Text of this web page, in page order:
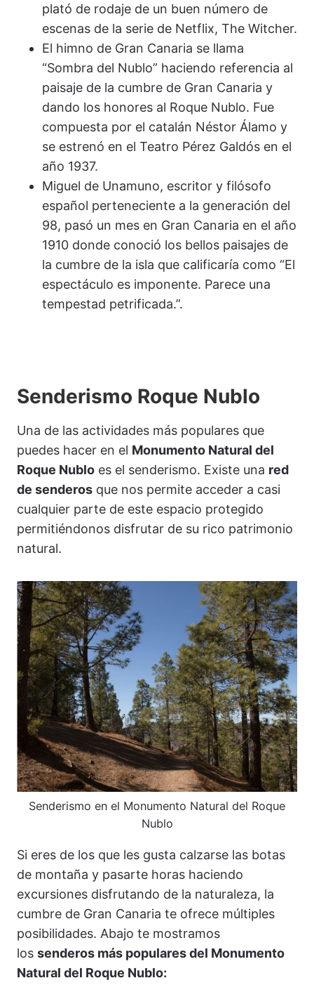
plató de rodaje de un buen número de
escenas de la serie de Netflix, The Witcher.
El himno de Gran Canaria se llama
“Sombra del Nublo” haciendo referencia al
paisaje de la cumbre de Gran Canaria y
dando los honores al Roque Nublo. Fue
compuesta por el catalán Néstor Álamo y
se estrenó en el Teatro Pérez Galdós en el
año 1937.
Miguel de Unamuno, escritor y filósofo
español perteneciente a la generación del
98, pasó un mes en Gran Canaria en el año
1910 donde conoció los bellos paisajes de
la cumbre de la isla que calificaría como “El
espectáculo es imponente. Parece una
tempestad petrificada.”.
Senderismo Roque Nublo
Una de las actividades más populares que
puedes hacer en el Monumento Natural del
Roque Nublo es el senderismo. Existe una red
de senderos que nos permite acceder a casi
cualquier parte de este espacio protegido
permitiéndonos disfrutar de su rico patrimonio
natural.
Senderismo en el Monumento Natural del Roque
Nublo
Si eres de los que les gusta calzarse las botas
de montaña y pasarte horas haciendo
excursiones disfrutando de la naturaleza, la
cumbre de Gran Canaria te ofrece múltiples
posibilidades. Abajo te mostramos
los senderos más populares del Monumento
Natural del Roque Nublo: